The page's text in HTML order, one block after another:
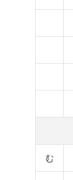
む